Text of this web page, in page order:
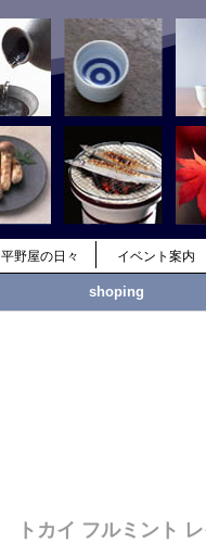
野屋の日々 イベント案内
shoping
トカイ フルミント